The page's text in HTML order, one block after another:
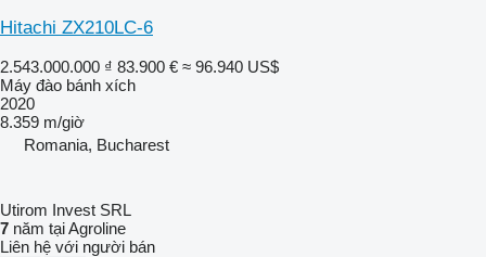
Hitachi ZX210LC-6
2.543.000.000 ₫ 83.900 € ≈ 96.940 US$
Máy đào bánh xích
2020
8.359 m/giờ
Romania, Bucharest
Utirom Invest SRL
7 năm tại Agroline
Liên hệ với người bán